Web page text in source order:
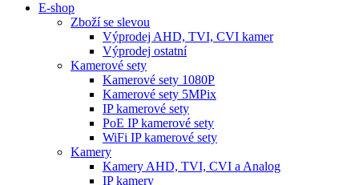
E-shop
Zboží se slevou
Výprodej AHD, TVI, CVI kamer
Výprodej ostatní
Kamerové sety
Kamerové sety 1080P
Kamerové sety 5MPix
IP kamerové sety
PoE IP kamerové sety
WiFi IP kamerové sety
Kamery
Kamery AHD, TVI, CVI a Analog
IP kamery